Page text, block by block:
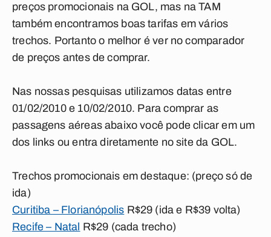
preços promocionais na GOL, mas na TAM
também encontramos boas tarifas em vários
trechos. Portanto o melhor é ver no comparador
de preços antes de comprar.
Nas nossas pesquisas utilizamos datas entre
01/02/2010 e 10/02/2010. Para comprar as
passagens aéreas abaixo você pode clicar em um
dos links ou entra diretamente no site da GOL.
Trechos promocionais em destaque: (preço só de
ida)
Curitiba – Florianópolis R$29 (ida e R$39 volta)
Recife – Natal R$29 (cada trecho)